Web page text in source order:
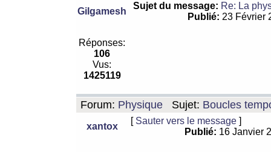
Gilgamesh
Sujet du message: Re: La
Publié: 23 Février
Réponses:
106
Vus:
1425119
Forum: Physique Sujet: Boucles
xantox
[ Sauter vers le message ]
Publié: 16 Janvier